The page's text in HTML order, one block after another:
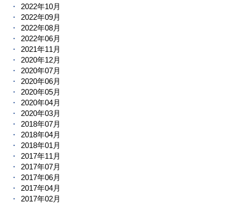
2022年10月
2022年09月
2022年08月
2022年06月
2021年11月
2020年12月
2020年07月
2020年06月
2020年05月
2020年04月
2020年03月
2018年07月
2018年04月
2018年01月
2017年11月
2017年07月
2017年06月
2017年04月
2017年02月